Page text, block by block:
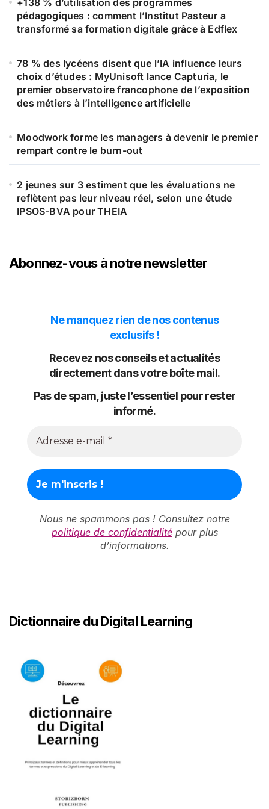
pédagogiques : comment l’Institut Pasteur a
transformé sa formation digitale grâce à Edflex
78 % des lycéens disent que l’IA influence leurs
choix d’études : MyUnisoft lance Capturia, le
premier observatoire francophone de l’exposition
des métiers à l’intelligence artificielle
Moodwork forme les managers à devenir le premier
rempart contre le burn-out
2 jeunes sur 3 estiment que les évaluations ne
reflètent pas leur niveau réel, selon une étude
IPSOS-BVA pour THEIA
Abonnez-vous à notre newsletter
Ne manquez rien de nos contenus
exclusifs !
Recevez nos conseils et actualités
directement dans votre boîte mail.
Pas de spam, juste l’essentiel pour rester
informé.
Nous ne spammons pas ! Consultez notre
politique de confidentialitépour plus
d’informations.
Dictionnaire du Digital Learning